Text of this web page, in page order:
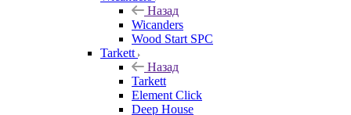
Назад
Wicanders
Wood Start SPC
Tarkett
Назад
Tarkett
Element Click
Deep House